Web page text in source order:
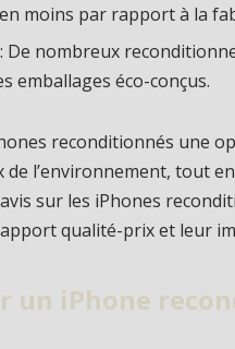
moins par rapport à la
: De nombreux
emballages éco-conçus.
reconditionnés une
de l’environnement, tout
sur les iPhones
qualité-prix et leur
un iPhone